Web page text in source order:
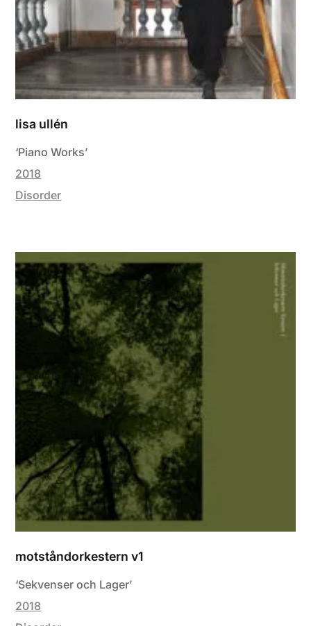
lisa ullén
‘Piano Works’
2018
Disorder
motståndorkestern v1
‘Sekvenser och Lager’
2018